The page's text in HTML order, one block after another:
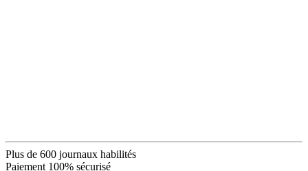
Plus de 600 journaux habilités
Paiement 100% sécurisé